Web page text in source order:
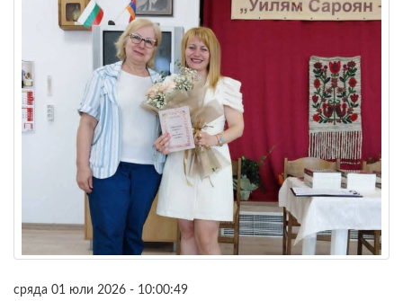
сряда 01 юли 2026 - 10:00:49